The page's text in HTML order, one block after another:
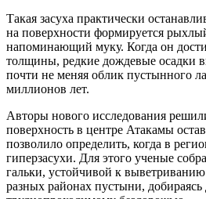
Такая засуха практически
на поверхности формируется
напоминающий муку. Когда он
толщины, редкие дождевые осадки
почти не меняя облик пустынного
миллионов лет.
Авторы нового исследования
поверхность в центре Атакамы
позволило определить, когда в
гиперзасухи. Для этого ученые
гальки, устойчивой к
разных районах пустыни,